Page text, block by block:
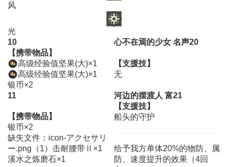
风
光
10
心不在焉的少女 名声20
【携带物品】
高级经验值坚果(大)×1
高级经验值坚果(大)×1
银币×2
【支援技】
无
11 河边的摆渡人 富21
【携带物品】
银币×2
缺失文件：icon-アクセサリ
ー.png（1）击耐腰带Ⅱ×1
溪水之炼磨石×1
【支援技】
船头的守护
给予我方单体20%的物防、属
防、速度提升的效果（4回